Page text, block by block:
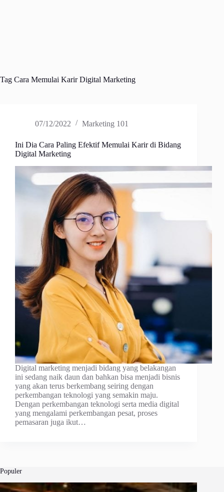
Tag Cara Memulai Karir Digital Marketing
07/12/2022 Marketing 101
Ini Dia Cara Paling Efektif Memulai Karir di Bidang
Digital Marketing
Digital marketing menjadi bidang yang belakangan
ini sedang naik daun dan bahkan bisa menjadi bisnis
yang akan terus berkembang seiring dengan
perkembangan teknologi yang semakin maju.
Dengan perkembangan teknologi serta media digital
yang mengalami perkembangan pesat, proses
pemasaran juga ikut…
Populer